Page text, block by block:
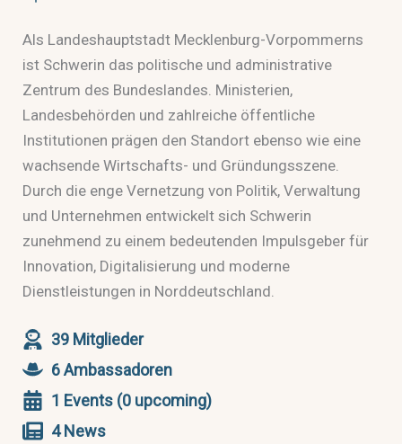
Als Landeshauptstadt Mecklenburg-Vorpommerns
ist Schwerin das politische und administrative
Zentrum des Bundeslandes. Ministerien,
Landesbehörden und zahlreiche öffentliche
Institutionen prägen den Standort ebenso wie eine
wachsende Wirtschafts- und Gründungsszene.
Durch die enge Vernetzung von Politik, Verwaltung
und Unternehmen entwickelt sich Schwerin
zunehmend zu einem bedeutenden Impulsgeber für
Innovation, Digitalisierung und moderne
Dienstleistungen in Norddeutschland.
39 Mitglieder
6 Ambassadoren
1 Events (0 upcoming)
4 News